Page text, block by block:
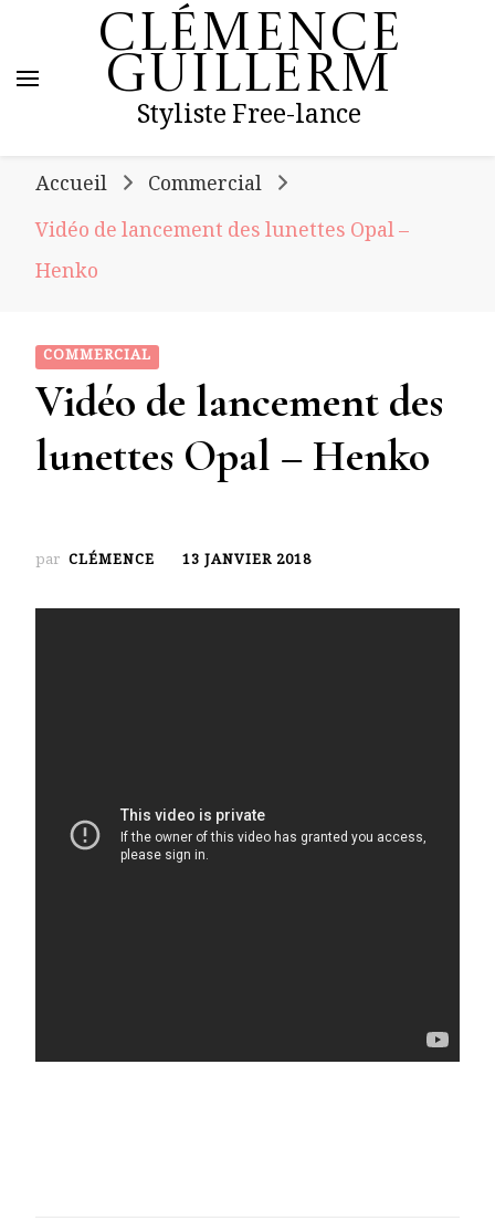
Clémence
Guillerm
Styliste Free-lance
Accueil
Commercial
Vidéo de lancement des lunettes Opal –
Henko
COMMERCIAL
Vidéo de lancement des
lunettes Opal – Henko
par CLÉMENCE 13 JANVIER 2018